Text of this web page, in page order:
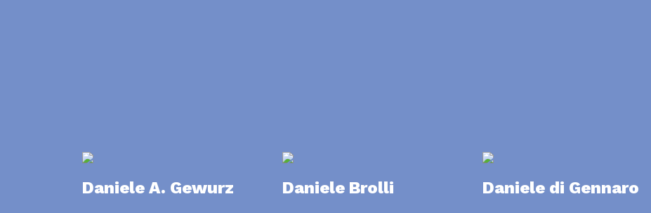
Daniele A. Gewurz Daniele Brolli Daniele di Gennaro